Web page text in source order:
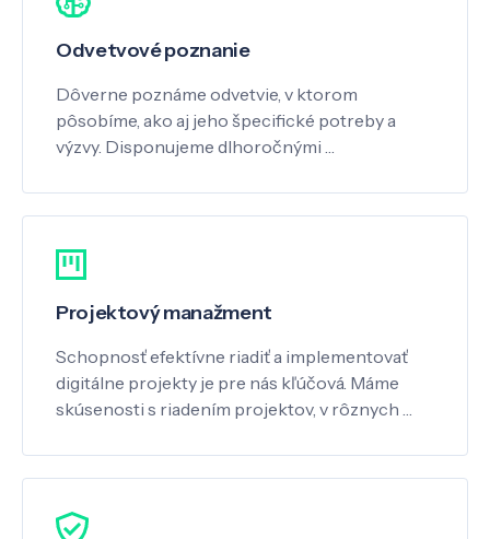
Odvetvové poznanie
Dôverne poznáme odvetvie, v ktorom
pôsobíme, ako aj jeho špecifické potreby a
výzvy. Disponujeme dlhoročnými …
Projektový manažment
Schopnosť efektívne riadiť a implementovať
digitálne projekty je pre nás kľúčová. Máme
skúsenosti s riadením projektov, v rôznych …